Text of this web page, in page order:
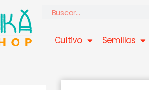
Buscar
Cultivo Semillas